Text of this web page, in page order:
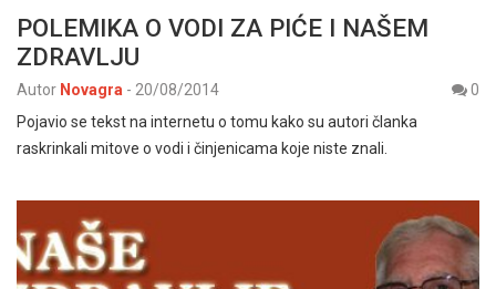
POLEMIKA O VODI ZA PIĆE I NAŠEM
ZDRAVLJU
Autor Novagra - 20/08/2014
0
Pojavio se tekst na internetu o tomu kako su autori članka
raskrinkali mitove o vodi i činjenicama koje niste znali.